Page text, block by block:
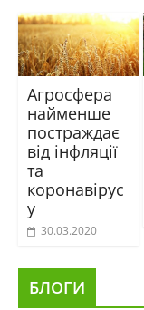
Агросфера
найменше
постраждає
від інфляції
та
коронавірус
у
30.03.2020
БЛОГИ